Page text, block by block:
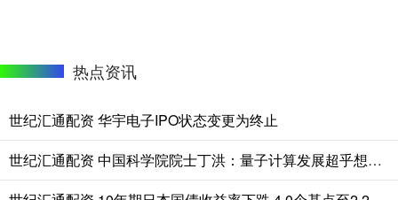
热点资讯
世纪汇通配资 华宇电子IPO状态变更为终止
世纪汇通配资 中国科学院院士丁洪：量子计算发展超乎想象 2050年可控核聚变有望实现